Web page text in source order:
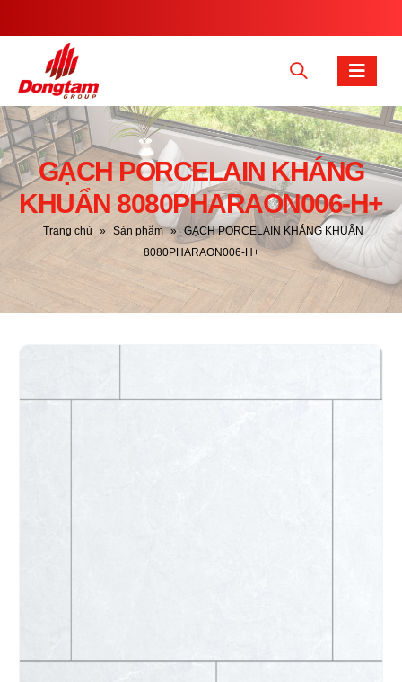
GẠCH PORCELAIN KHÁNG
KHUẨN 8080PHARAON006-H+
Trang chủ » Sản phẩm » GẠCH PORCELAIN KHÁNG KHUẨN
8080PHARAON006-H+